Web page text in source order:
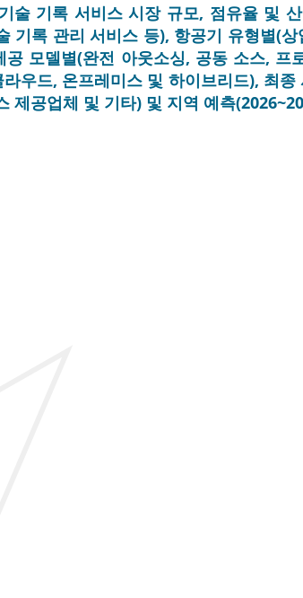
술 기록 서비스 시장 규모, 점유율 및
기록 관리 서비스 등), 항공기 유형별(
공 모델별(완전 아웃소싱, 공동 소스, 프
우드, 온프레미스 및 하이브리드), 최
제공업체 및 기타) 및 지역 예측